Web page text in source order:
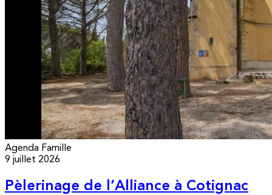
Agenda Famille
9 juillet 2026
Pèlerinage de l’Alliance à Cotignac